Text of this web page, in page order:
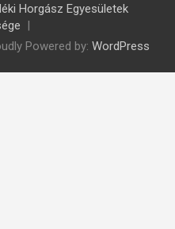
Horgász Egyesületek
Powered by: WordPress